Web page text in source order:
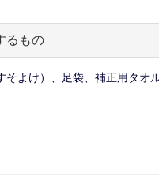
るもの
そよけ）、足袋、補正用タオ